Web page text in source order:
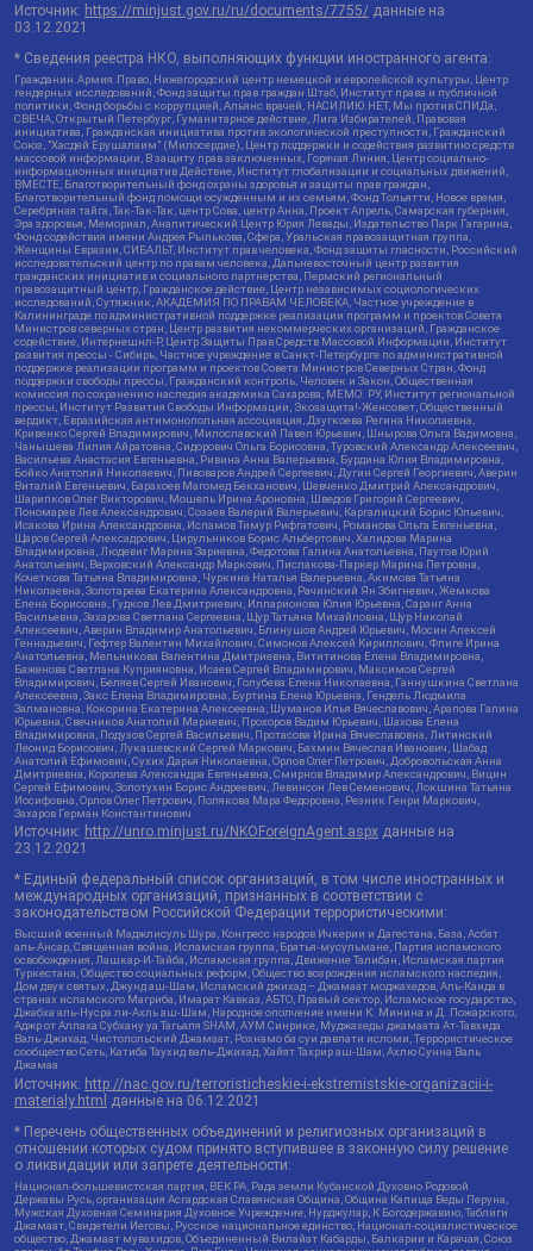
Источник: https://minjust.gov.ru/ru/documents/7755/ данные на
03.12.2021
* Сведения реестра НКО, выполняющих функции иностранного агента:
Гражданин.Армия.Право, Нижегородский центр немецкой и европейской культуры, Центр
гендерных исследований, Фонд защиты прав граждан Штаб, Институт права и публичной
политики, Фонд борьбы с коррупцией, Альянс врачей, НАСИЛИЮ.НЕТ, Мы против СПИДа,
СВЕЧА, Открытый Петербург, Гуманитарное действие, Лига Избирателей, Правовая
инициатива, Гражданская инициатива против экологической преступности, Гражданский
Союз, "Хасдей Ерушалаим" (Милосердие), Центр поддержки и содействия развитию средств
массовой информации, В защиту прав заключенных, Горячая Линия, Центр социально-
информационных инициатив Действие, Институт глобализации и социальных движений,
ВМЕСТЕ, Благотворительный фонд охраны здоровья и защиты прав граждан,
Благотворительный фонд помощи осужденным и их семьям, Фонд Тольятти, Новое время,
Серебряная тайга, Так-Так-Так, центр Сова, центр Анна, Проект Апрель, Самарская губерния,
Эра здоровья, Мемориал, Аналитический Центр Юрия Левады, Издательство Парк Гагарина,
Фонд содействия имени Андрея Рылькова, Сфера, Уральская правозащитная группа,
Женщины Евразии, СИБАЛЬТ, Институт прав человека, Фонд защиты гласности, Российский
исследовательский центр по правам человека, Дальневосточный центр развития
гражданских инициатив и социального партнерства, Пермский региональный
правозащитный центр, Гражданское действие, Центр независимых социологических
исследований, Сутяжник, АКАДЕМИЯ ПО ПРАВАМ ЧЕЛОВЕКА, Частное учреждение в
Калининграде по административной поддержке реализации программ и проектов Совета
Министров северных стран, Центр развития некоммерческих организаций, Гражданское
содействие, Интернешнл-Р, Центр Защиты Прав Средств Массовой Информации, Институт
развития прессы - Сибирь, Частное учреждение в Санкт-Петербурге по административной
поддержке реализации программ и проектов Совета Министров Северных Стран, Фонд
поддержки свободы прессы, Гражданский контроль, Человек и Закон, Общественная
комиссия по сохранению наследия академика Сахарова, МЕМО. РУ, Институт региональной
прессы, Институт Развития Свободы Информации, Экозащита!-Женсовет, Общественный
вердикт, Евразийская антимонопольная ассоциация, Дзугкоева Регина Николаевна,
Кривенко Сергей Владимирович, Милославский Павел Юрьевич, Шнырова Ольга Вадимовна,
Чанышева Лилия Айратовна, Сидорович Ольга Борисовна, Туровский Александр Алексеевич,
Васильева Анастасия Евгеньевна, Ривина Анна Валерьевна, Бурдина Юлия Владимировна,
Бойко Анатолий Николаевич, Пивоваров Андрей Сергеевич, Дугин Сергей Георгиевич, Аверин
Виталий Евгеньевич, Барахоев Магомед Бекханович, Шевченко Дмитрий Александрович,
Шарипков Олег Викторович, Мошель Ирина Ароновна, Шведов Григорий Сергеевич,
Пономарев Лев Александрович, Созаев Валерий Валерьевич, Каргалицкий Борис Юльевич,
Исакова Ирина Александровна, Исламов Тимур Рифгатович, Романова Ольга Евгеньевна,
Щаров Сергей Алексадрович, Цирульников Борис Альбертович, Халидова Марина
Владимировна, Людевиг Марина Зариевна, Федотова Галина Анатольевна, Паутов Юрий
Анатольевич, Верховский Александр Маркович, Пислакова-Паркер Марина Петровна,
Кочеткова Татьяна Владимировна, Чуркина Наталья Валерьевна, Акимова Татьяна
Николаевна, Золотарева Екатерина Александровна, Рачинский Ян Збигневич, Жемкова
Елена Борисовна, Гудков Лев Дмитриевич, Илларионова Юлия Юрьевна, Саранг Анна
Васильевна, Захарова Светлана Сергеевна, Щур Татьяна Михайловна, Щур Николай
Алексеевич, Аверин Владимир Анатольевич, Блинушов Андрей Юрьевич, Мосин Алексей
Геннадьевич, Гефтер Валентин Михайлович, Симонов Алексей Кириллович, Флиге Ирина
Анатольевна, Мельникова Валентина Дмитриевна, Вититинова Елена Владимировна,
Баженова Светлана Куприяновна, Исаев Сергей Владимирович, Максимов Сергей
Владимирович, Беляев Сергей Иванович, Голубева Елена Николаевна, Ганнушкина Светлана
Алексеевна, Закс Елена Владимировна, Буртина Елена Юрьевна, Гендель Людмила
Залмановна, Кокорина Екатерина Алексеевна, Шуманов Илья Вячеславович, Арапова Галина
Юрьевна, Свечников Анатолий Мариевич, Прохоров Вадим Юрьевич, Шахова Елена
Владимировна, Подузов Сергей Васильевич, Протасова Ирина Вячеславовна, Литинский
Леонид Борисович, Лукашевский Сергей Маркович, Бахмин Вячеслав Иванович, Шабад
Анатолий Ефимович, Сухих Дарья Николаевна, Орлов Олег Петрович, Добровольская Анна
Дмитриевна, Королева Александра Евгеньевна, Смирнов Владимир Александрович, Вицин
Сергей Ефимович, Золотухин Борис Андреевич, Левинсон Лев Семенович, Локшина Татьяна
Иосифовна, Орлов Олег Петрович, Полякова Мара Федоровна, Резник Генри Маркович,
Захаров Герман Константинович
Источник: http://unro.minjust.ru/NKOForeignAgent.aspx данные на
23.12.2021
* Единый федеральный список организаций, в том числе иностранных и
международных организаций, признанных в соответствии с
законодательством Российской Федерации террористическими:
Высший военный Маджлисуль Шура, Конгресс народов Ичкерии и Дагестана, База, Асбат
аль-Ансар, Священная война, Исламская группа, Братья-мусульмане, Партия исламского
освобождения, Лашкар-И-Тайба, Исламская группа, Движение Талибан, Исламская партия
Туркестана, Общество социальных реформ, Общество возрождения исламского наследия,
Дом двух святых, Джунд аш-Шам, Исламский джихад – Джамаат моджахедов, Аль-Каида в
странах исламского Магриба, Имарат Кавказ, АБТО, Правый сектор, Исламское государство,
Джабха аль-Нусра ли-Ахль аш-Шам, Народное ополчение имени К. Минина и Д. Пожарского,
Аджр от Аллаха Субхану уа Тагьаля SHAM, АУМ Синрике, Муджахеды джамаата Ат-Тавхида
Валь-Джихад, Чистопольский Джамаат, Рохнамо ба суи давлати исломи, Террористическое
сообщество Сеть, Катиба Таухид валь-Джихад, Хайят Тахрир аш-Шам, Ахлю Сунна Валь
Джамаа
Источник: http://nac.gov.ru/terroristicheskie-i-ekstremistskie-organizacii-i-
materialy.html
данные на 06.12.2021
* Перечень общественных объединений и религиозных организаций в
отношении которых судом принято вступившее в законную силу решение
о ликвидации или запрете деятельности:
Национал-большевистская партия, ВЕК РА, Рада земли Кубанской Духовно Родовой
Державы Русь, организация Асгардская Славянская Община, Община Капища Веды Перуна,
Мужская Духовная Семинария Духовное Учреждение, Нурджулар, К Богодержавию, Таблиги
Джамаат, Свидетели Иеговы, Русское национальное единство, Национал-социалистическое
общество, Джамаат мувахидов, Объединенный Вилайат Кабарды, Балкарии и Карачая, Союз